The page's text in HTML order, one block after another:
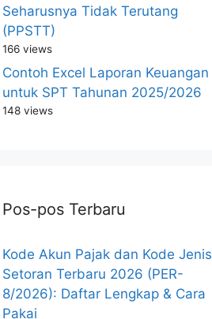
Seharusnya Tidak Terutang
(PPSTT)
166 views
Contoh Excel Laporan Keuangan
untuk SPT Tahunan 2025/2026
148 views
Pos-pos Terbaru
Kode Akun Pajak dan Kode Jenis
Setoran Terbaru 2026 (PER-
8/2026): Daftar Lengkap & Cara
Pakai